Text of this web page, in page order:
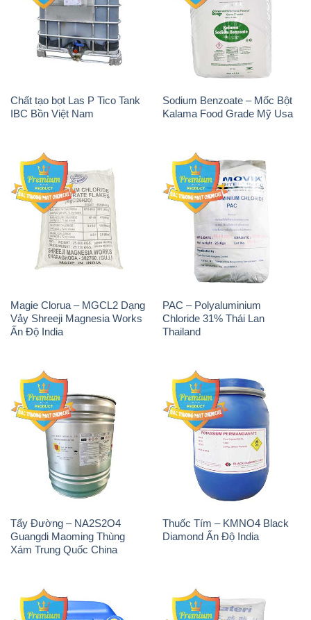
Chất tạo bọt Las P Tico Tank
IBC Bồn Việt Nam
Sodium Benzoate – Mốc Bột
Kalama Food Grade Mỹ Usa
Magie Clorua – MGCL2 Dạng
Vảy Shreeji Magnesia Works
Ấn Độ India
PAC – Polyaluminium
Chloride 31% Thái Lan
Thailand
Tẩy Đường – NA2S2O4
Guangdi Maoming Thùng
Xám Trung Quốc China
Thuốc Tím – KMNO4 Black
Diamond Ấn Độ India